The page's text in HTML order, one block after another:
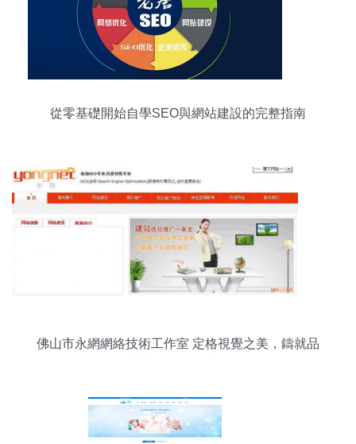
從零基礎開始自學SEO與網站建設的完整指南
佛山市永網網絡技術工作室 定格視覺之美，鑄就品